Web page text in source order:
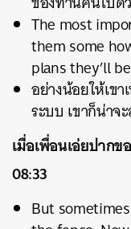
The most
them some
plans they’ll
อย่างน้อยให้เขา
ระบบ เขาก็น่าจ
เมื่อเพื่อนเอ่ยปาก
08:33
But